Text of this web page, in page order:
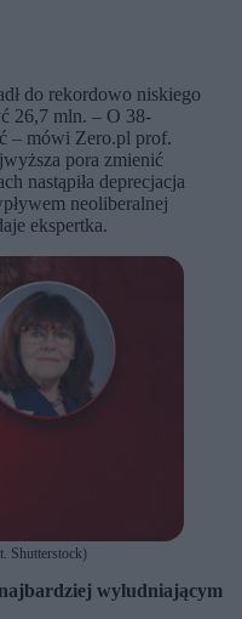
do rekordowo niskiego
26,7 mln. – O 38-
– mówi Zero.pl prof.
pora zmienić
nastąpiła deprecjacja
neoliberalnej
ekspertka.
Shutterstock)
wyludniającym